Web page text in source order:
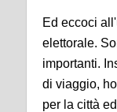
Ed eccoci
elettorale.
importanti.
di viaggio,
per la città